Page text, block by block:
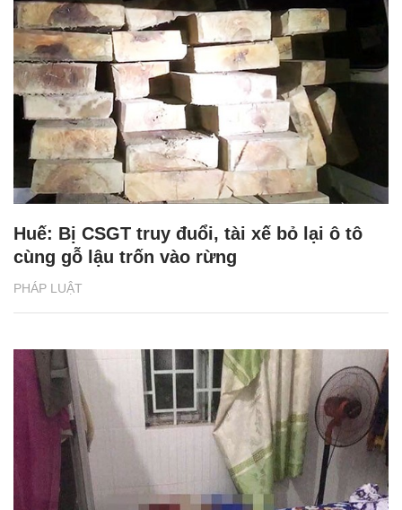
PHÁP LUẬT
Huế: Bị CSGT truy đuổi, tài xế bỏ lại ô tô
cùng gỗ lậu trốn vào rừng